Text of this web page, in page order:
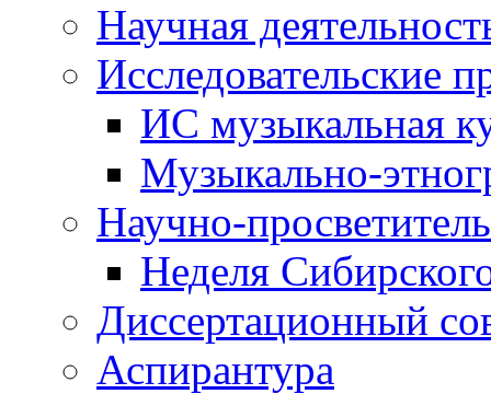
Научная
Исследовательские
ИС музыкальная
Музыкально-
Научно-
Неделя
Диссертационный
Аспирантура